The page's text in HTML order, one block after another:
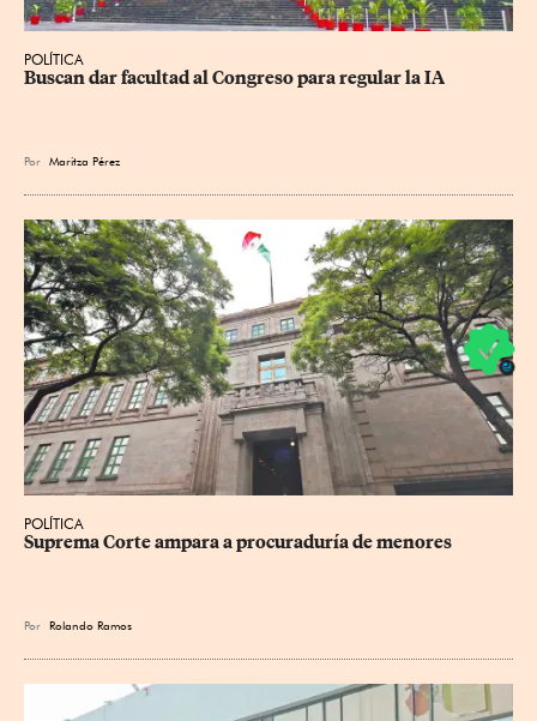
POLÍTICA
Buscan dar facultad al Congreso para regular la IA
Por Maritza Pérez
POLÍTICA
Suprema Corte ampara a procuraduría de menores
Por Rolando Ramos